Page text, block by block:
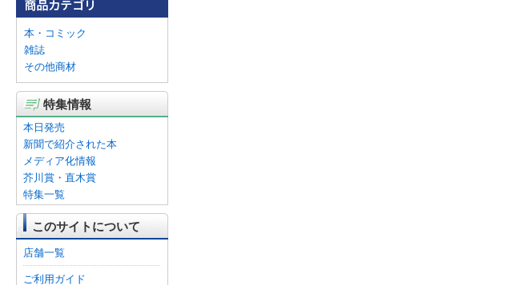
本・コミック
雑誌
その他商材
特集情報
本日発売
新聞で紹介された本
メディア化情報
芥川賞・直木賞
特集一覧
このサイトについて
店舗一覧
ご利用ガイド